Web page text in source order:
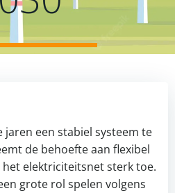
jaren een stabiel systeem te
de behoefte aan flexibel
elektriciteitsnet sterk toe.
grote rol spelen volgens